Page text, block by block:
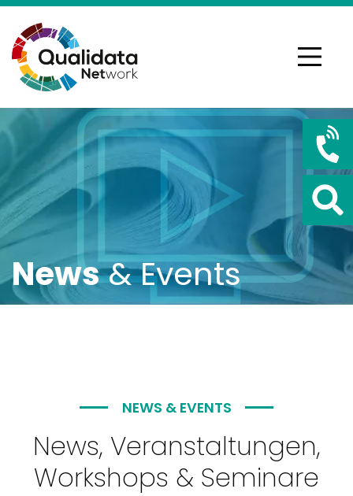
News& Events
NEWS & EVENTS
News, Veranstaltungen,
Workshops & Seminare